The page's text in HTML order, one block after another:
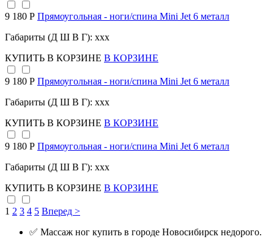
9 180 Р Прямоугольная - ноги/спина Mini Jet 6 металл
Габариты (Д Ш В Г): xxx
КУПИТЬ В КОРЗИНЕ В КОРЗИНЕ
9 180 Р Прямоугольная - ноги/спина Mini Jet 6 металл
Габариты (Д Ш В Г): xxx
КУПИТЬ В КОРЗИНЕ В КОРЗИНЕ
9 180 Р Прямоугольная - ноги/спина Mini Jet 6 металл
Габариты (Д Ш В Г): xxx
КУПИТЬ В КОРЗИНЕ В КОРЗИНЕ
1 2 3 4 5 Вперед >
✅ Массаж ног купить в городе Новосибирск недорого.